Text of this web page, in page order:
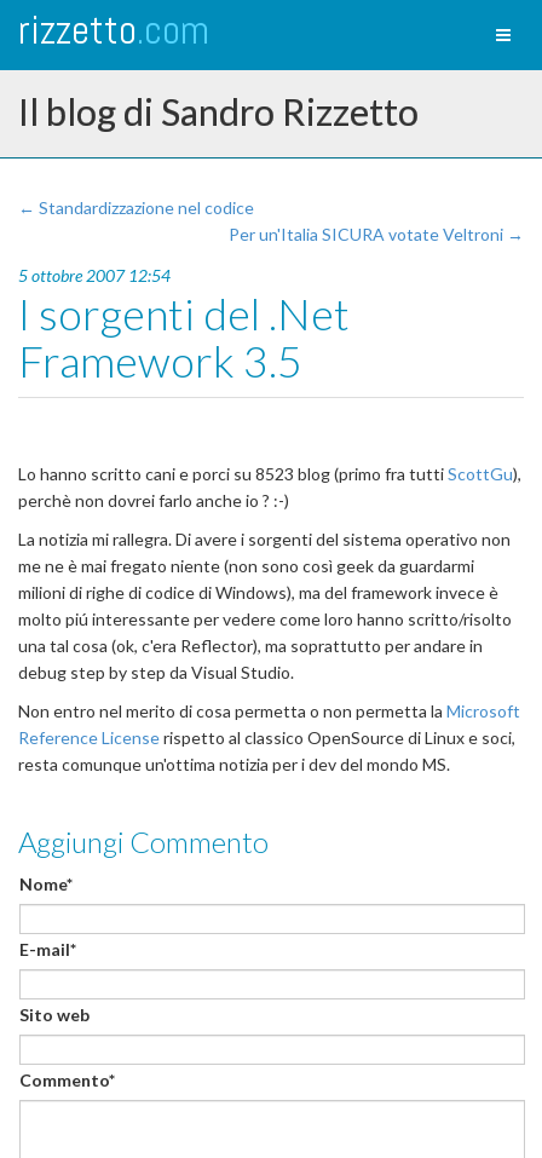
rizzetto.com
Il blog di Sandro Rizzetto
← Standardizzazione nel codice
Per un'Italia SICURA votate Veltroni →
5 ottobre 2007 12:54
I sorgenti del .Net
Framework 3.5
Lo hanno scritto cani e porci su 8523 blog (primo fra tuttiScottGu),
perchè non dovrei farlo anche io ? :-)
La notizia mi rallegra. Di avere i sorgenti del sistema operativo non
me ne è mai fregato niente (non sono così geek da guardarmi
milioni di righe di codice di Windows), ma del framework invece è
molto piú interessante per vedere come loro hanno scritto/risolto
una tal cosa (ok, c'era Reflector), ma soprattutto per andare in
debug step by step da Visual Studio.
Non entro nel merito di cosa permetta o non permetta la Microsoft
Reference Licenserispetto al classico OpenSource di Linux e soci,
resta comunque un'ottima notizia per i dev del mondo MS.
Aggiungi Commento
Nome*
E-mail*
Sito web
Commento*